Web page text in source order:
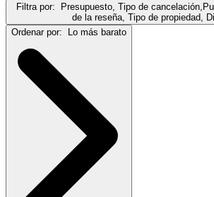
Filtra por: Presupuesto, Tipo de
de la reseña, Tipo de propiedad,
Ordenar por: Lo más barato